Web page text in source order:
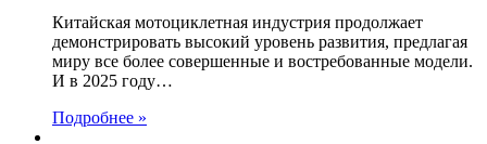
Китайская мотоциклетная индустрия продолжает
демонстрировать высокий уровень развития, предлагая
миру все более совершенные и востребованные модели.
И в 2025 году…
Подробнее »